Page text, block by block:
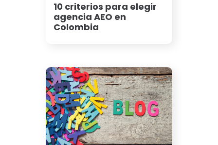
10 criterios para elegir
agencia AEO en
Colombia